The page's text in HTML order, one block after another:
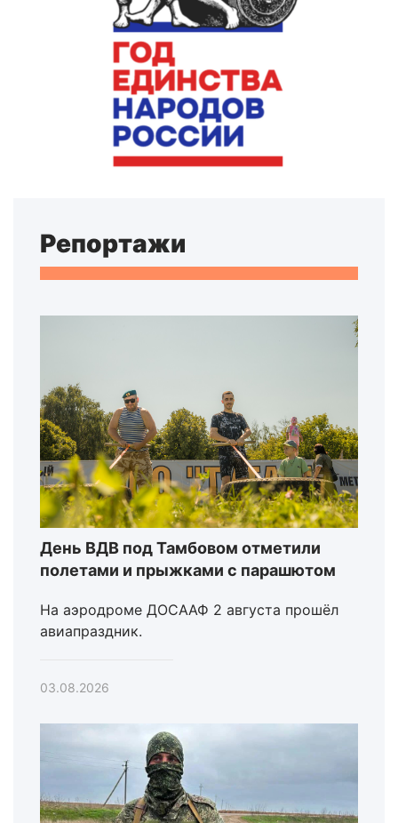
Репортажи
День ВДВ под Тамбовом отметили
полетами и прыжками с парашютом
На аэродроме ДОСААФ 2 августа прошёл
авиапраздник.
03.08.2026